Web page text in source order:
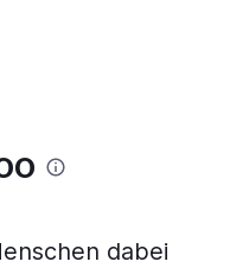
dabei